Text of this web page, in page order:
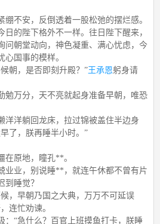
不安，反倒透着一股松弛的摆烂感。
日的陛下格外不一样。往日陛下醒来，
问朝堂动向，神色凝重、满心忧虑，今
心国事的模样。
朝，是否即刻升殿？”王承恩躬身请
勉万分，天不亮就起身准备早朝，唯恐
洋洋躺回龙床，拉过锦被盖住半边身
了，朕再睡半小时。”
在原地，瞳孔**。
业业，别说睡**，就连午休都不曾有片
到睡觉？
，早朝乃国之大典，万万不可延误
连忙劝谏。
：“急什么？百官上班摸鱼打卡，朕睡